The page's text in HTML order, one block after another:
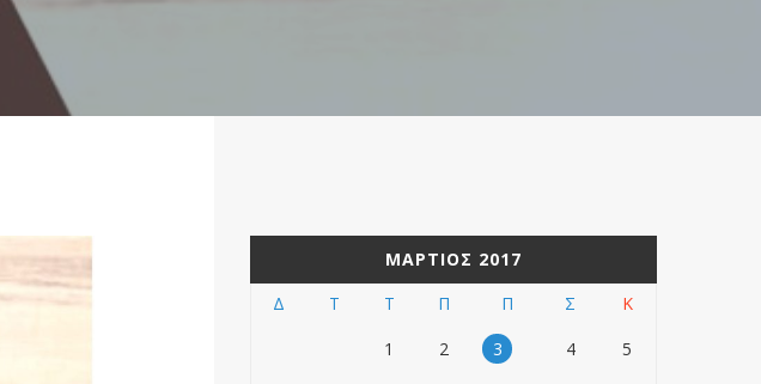
ΜΆΡΤΙΟΣ 2017
Δ
Τ Τ Π Π Σ
Κ
1
2 3 4 5